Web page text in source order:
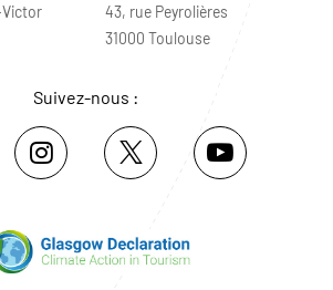
Victor
43, rue Peyrolières
31000 Toulouse
Suivez-nous :